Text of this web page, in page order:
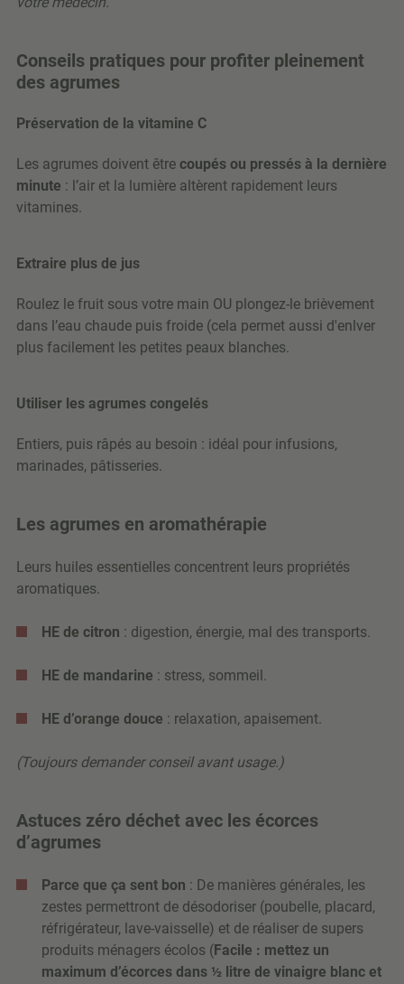
Conseils pratiques pour profiter pleinement
des agrumes
Préservation de la vitamine C
Les agrumes doivent être coupés ou pressés à la dernière
minute : l’air et la lumière altèrent rapidement leurs
vitamines.
Extraire plus de jus
Roulez le fruit sous votre main OU plongez-le brièvement
dans l’eau chaude puis froide (cela permet aussi d'enlver
plus facilement les petites peaux blanches.
Utiliser les agrumes congelés
Entiers, puis râpés au besoin : idéal pour infusions,
marinades, pâtisseries.
Les agrumes en aromathérapie
Leurs huiles essentielles concentrent leurs propriétés
aromatiques.
HE de citron : digestion, énergie, mal des transports.
HE de mandarine : stress, sommeil.
HE d’orange douce : relaxation, apaisement.
(Toujours demander conseil avant usage.)
Astuces zéro déchet avec les écorces
d’agrumes
Parce que ça sent bon : De manières générales, les
zestes permettront de désodoriser (poubelle, placard,
réfrigérateur, lave-vaisselle) et de réaliser de supers
produits ménagers écolos (Facile : mettez un
maximum d’écorces dans ½ litre de vinaigre blanc et